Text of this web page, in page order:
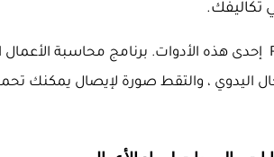
تكاليفك.
اليدوي ، والتقط صورة لإيصال يمكنك